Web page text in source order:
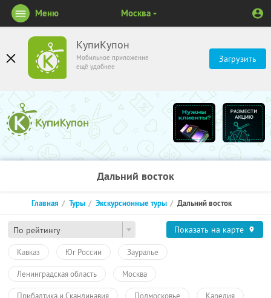
КупиКупон
Мобильное приложение
ещё удобнее
Загрузить
Меню Москва
Дальний восток
По рейтингу
Главная Туры Экскурсионные туры Дальний восток
Показать на карте
Кавказ Юг России Зауралье
Ленинградская область Москва
Прибалтика и Скандинавия Подмосковье Карелия